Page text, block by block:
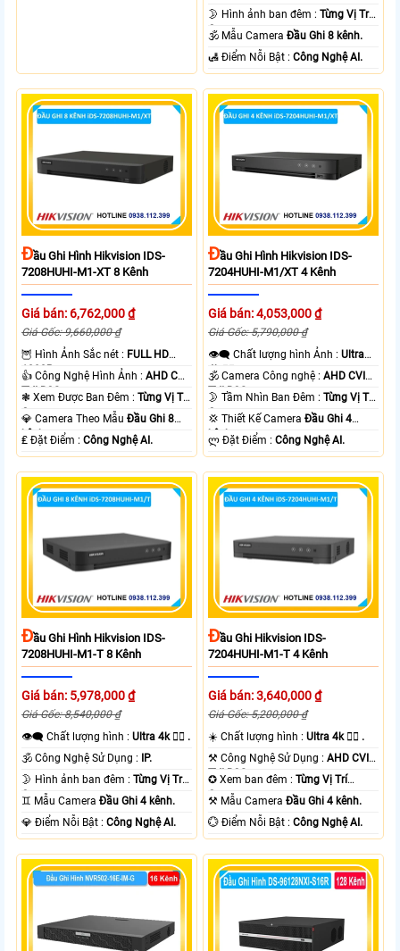
🌛 Hình ảnh ban đêm :Từng Vị Trí
Camera .
🕉️ Mẫu CameraĐầu Ghi 8 kênh.
️🛃 Điểm Nỗi Bật :Công Nghệ AI.
ĐẦu Ghi Hình Hikvision IDS-
7208HUHI-M1-XT 8 Kênh
Giá bán: 6,762,000 ₫
Giá Gốc: 9,660,000 ₫
🦉 Hình Ảnh Sắc nét : FULL HD
1080P .
👍 Công Nghệ Hình Ảnh :AHD CVI
TVI BCS.
❃ Xem Được Ban Đêm :Từng Vị Trí
Camera .
💎 Camera Theo MẫuĐầu Ghi 8
kênh.
️₤ Đặt Điểm :Công Nghệ AI.
ĐẦu Ghi Hình Hikvision IDS-
7204HUHI-M1/XT 4 Kênh
Giá bán: 4,053,000 ₫
Giá Gốc: 5,790,000 ₫
👁️‍🗨 Chất lượng hình Ảnh :Ultra
4k 👍🏾 .
🕉️ Camera Công nghệ :AHD CVI
TVI BCS.
🌛 Tầm Nhìn Ban Đêm :Từng Vị Trí
Camera .
💢 Thiết Kế CameraĐầu Ghi 4
kênh.
️ლ Đặt Điểm :Công Nghệ AI.
ĐẦu Ghi Hình Hikvision IDS-
7208HUHI-M1-T 8 Kênh
Giá bán: 5,978,000 ₫
Giá Gốc: 8,540,000 ₫
👁️‍🗨 Chất lượng hình :Ultra 4k 👍🏾 .
🕉️ Công Nghệ Sử Dụng :
IP.
🌛 Hình ảnh ban đêm :Từng Vị Trí
Camera .
♊ Mẫu CameraĐầu Ghi 4 kênh.
️💎 Điểm Nỗi Bật :Công Nghệ AI.
ĐẦu Ghi Hikvision IDS-
7204HUHI-M1-T 4 Kênh
Giá bán: 3,640,000 ₫
Giá Gốc: 5,200,000 ₫
☀️ Chất lượng hình :Ultra 4k 👍🏾 .
⚒ Công Nghệ Sử Dụng :AHD CVI
TVI BCS.
✪ Xem ban đêm :Từng Vị Trí
Camera .
⚒ Mẫu CameraĐầu Ghi 4 kênh.
️💮 Điểm Nỗi Bật :Công Nghệ AI.